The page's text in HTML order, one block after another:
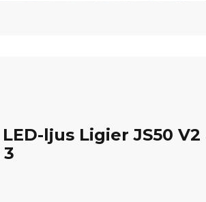
ljus Ligier JS50 V2